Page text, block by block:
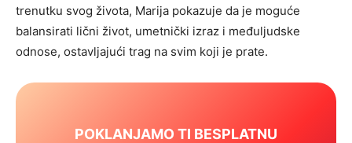
trenutku svog života, Marija pokazuje da je moguće
balansirati lični život, umetnički izraz i međuljudske
odnose, ostavljajući trag na svim koji je prate.
POKLANJAMO TI BESPLATNU